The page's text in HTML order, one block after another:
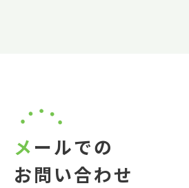
メールでの
お問い合わせ